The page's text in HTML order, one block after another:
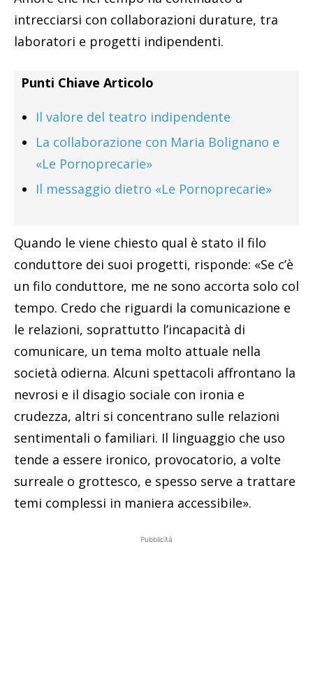
intrecciarsi con collaborazioni durature, tra
laboratori e progetti indipendenti.
Punti Chiave Articolo
Il valore del teatro indipendente
La collaborazione con Maria Bolignano e
«Le Pornoprecarie»
Il messaggio dietro «Le Pornoprecarie»
Quando le viene chiesto qual è stato il filo
conduttore dei suoi progetti, risponde: «Se c’è
un filo conduttore, me ne sono accorta solo col
tempo. Credo che riguardi la comunicazione e
le relazioni, soprattutto l’incapacità di
comunicare, un tema molto attuale nella
società odierna. Alcuni spettacoli affrontano la
nevrosi e il disagio sociale con ironia e
crudezza, altri si concentrano sulle relazioni
sentimentali o familiari. Il linguaggio che uso
tende a essere ironico, provocatorio, a volte
surreale o grottesco, e spesso serve a trattare
temi complessi in maniera accessibile».
Pubblicità